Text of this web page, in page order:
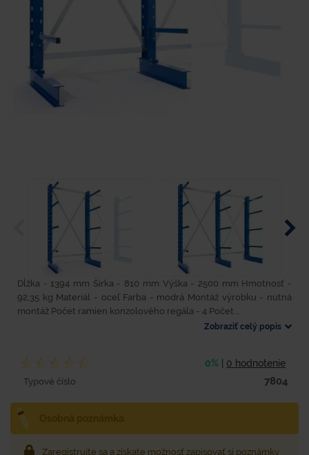
Dĺžka - 1394 mm Šírka - 810 mm Výška - 2500 mm Hmotnosť -
92,35 kg Materiál - oceľ Farba - modrá Montáž výrobku - nutná
montáž Počet ramien konzolového regála - 4 Počet...
Zobraziť celý popis
0% 0 hodnotenie
Typové číslo 7804
Zaregistrujte sa a získate možnosť zapisovať si poznámky